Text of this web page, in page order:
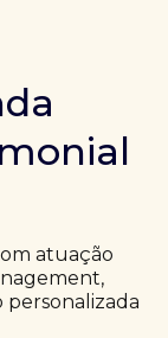
atuação
personalizada